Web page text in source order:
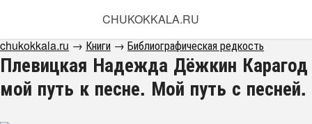
CHUKOKKALA.RU
chukokkala.ru → Книги → Библиографическая редкость
Плевицкая Надежда Дёжкин Карагод
мой путь к песне. Мой путь с песней.